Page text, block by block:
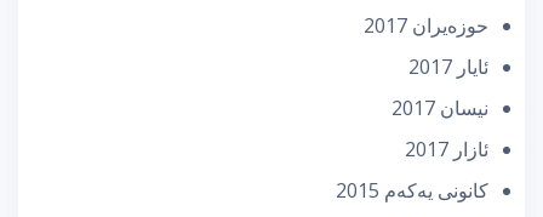
حوزه‌یران 2017
ئایار 2017
نیسان 2017
ئازار 2017
كانونی یه‌كه‌م 2015